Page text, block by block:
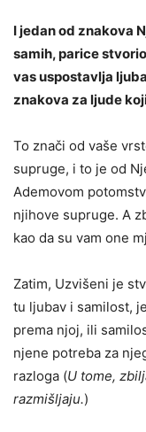
I jedan od znakova
samih, parice
vas uspostavlja
znakova za ljude
To znači od vaše
supruge, i to je od
Ademovom
njihove supruge. A
kao da su vam one
Zatim, Uzvišeni je
tu ljubav i samilost,
prema njoj, ili
njene potreba za
razloga (U tome,
razmišljaju.)